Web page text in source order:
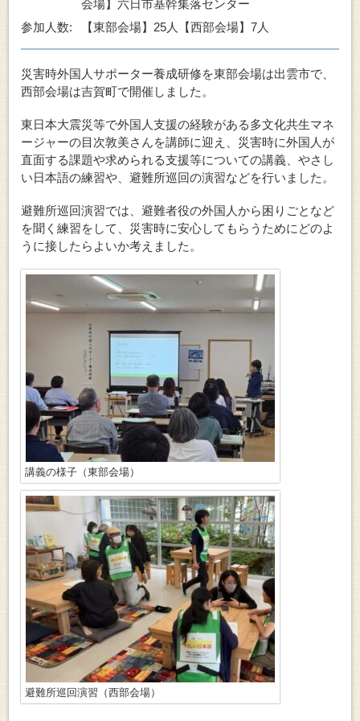
会場】六日市基幹集落センター
参加人数:
【東部会場】25人【西部会場】7人
災害時外国人サポーター養成研修を東部会場は出雲市で、
西部会場は吉賀町で開催しました。
東日本大震災等で外国人支援の経験がある多文化共生マネ
ージャーの目次敦美さんを講師に迎え、災害時に外国人が
直面する課題や求められる支援等についての講義、やさし
い日本語の練習や、避難所巡回の演習などを行いました。
避難所巡回演習では、避難者役の外国人から困りごとなど
を聞く練習をして、災害時に安心してもらうためにどのよ
うに接したらよいか考えました。
講義の様子（東部会場）
避難所巡回演習（西部会場）